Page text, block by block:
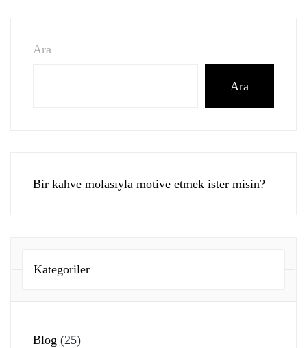
Ara
Ara
Bir kahve molasıyla motive etmek ister misin?
Kategoriler
Blog (25)